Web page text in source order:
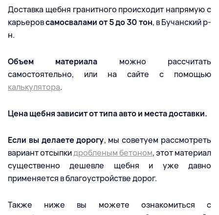
Доставка щебня гранитного происходит напрямую с
карьеровсамосвалами от 5 до 30 тон, в Бучанский р-
н.
Объем материала можно рассчитать
самостоятельно, или на сайте с помощью
калькулятора.
Цена щебня зависит от типа авто и места доставки.
Если вы делаете дорогу, мы советуем рассмотреть
вариант отсыпкидробленым бетоном, этот материал
существенно дешевле щебня и уже давно
применяется в благоустройстве дорог.
Также ниже вы можете ознакомиться с